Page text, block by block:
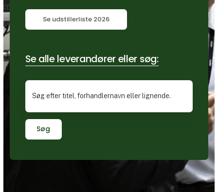
Se udstillerliste 2026
Se alle leverandører eller søg:
Søg